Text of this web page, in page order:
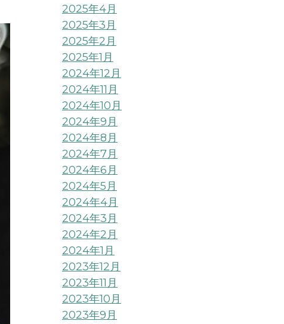
2025年4月
2025年3月
2025年2月
2025年1月
2024年12月
2024年11月
2024年10月
2024年9月
2024年8月
2024年7月
2024年6月
2024年5月
2024年4月
2024年3月
2024年2月
2024年1月
2023年12月
2023年11月
2023年10月
2023年9月